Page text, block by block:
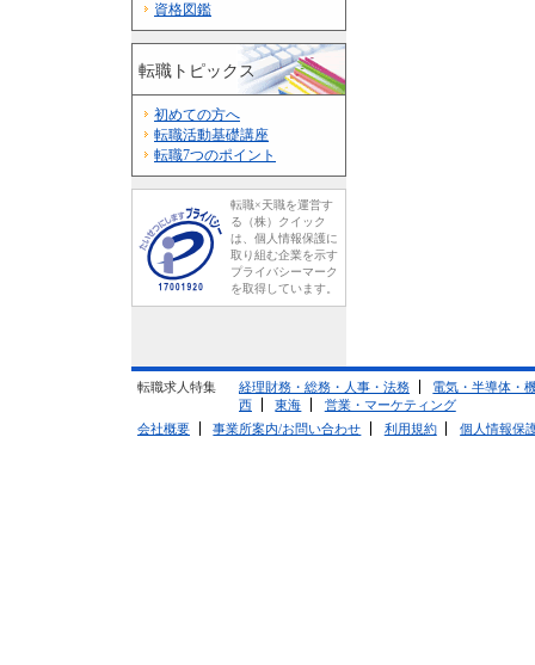
資格図鑑
転職トピックス
初めての方へ
転職活動基礎講座
転職7つのポイント
転職×天職を運営す
る（株）クイック
は、個人情報保護に
取り組む企業を示す
プライバシーマーク
を取得しています。
転職求人特集 経理財務・総務・人事・法務
電気・半導体・
西
東海
営業・マーケティング
会社概要
事業所案内/お問い合わせ 利用規約 個人情報保